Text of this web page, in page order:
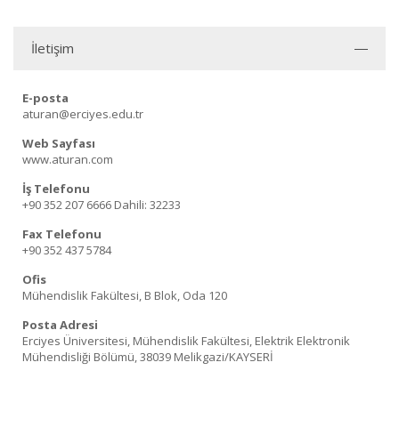
İletişim
E-posta
aturan@erciyes.edu.tr
Web Sayfası
www.aturan.com
İş Telefonu
+90 352 207 6666 Dahili: 32233
Fax Telefonu
+90 352 437 5784
Ofis
Mühendislik Fakültesi, B Blok, Oda 120
Posta Adresi
Erciyes Üniversitesi, Mühendislik Fakültesi, Elektrik Elektronik
Mühendisliği Bölümü, 38039 Melikgazi/KAYSERİ